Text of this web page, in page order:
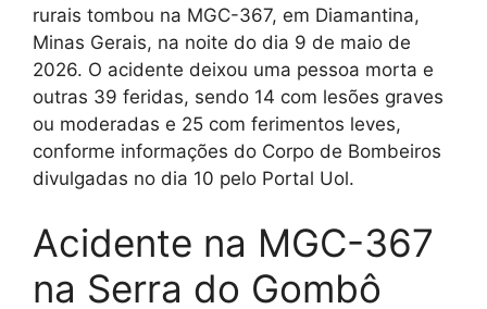
rurais tombou na MGC-367, em Diamantina,
Minas Gerais, na noite do dia 9 de maio de
2026. O acidente deixou uma pessoa morta e
outras 39 feridas, sendo 14 com lesões graves
ou moderadas e 25 com ferimentos leves,
conforme informações do Corpo de Bombeiros
divulgadas no dia 10 pelo Portal Uol.
Acidente na MGC-367
na Serra do Gombô